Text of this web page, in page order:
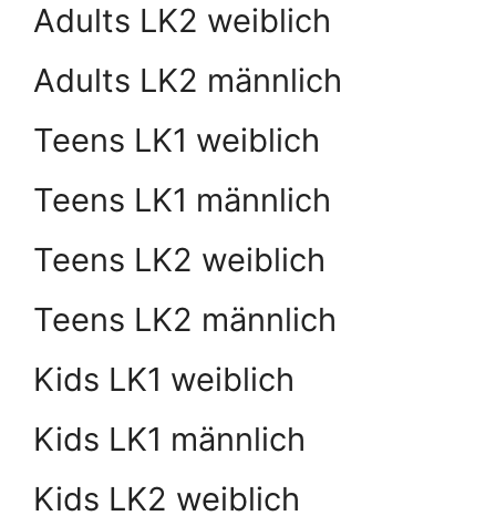
Adults LK2 weiblich
Adults LK2 männlich
Teens LK1 weiblich
Teens LK1 männlich
Teens LK2 weiblich
Teens LK2 männlich
Kids LK1 weiblich
Kids LK1 männlich
Kids LK2 weiblich